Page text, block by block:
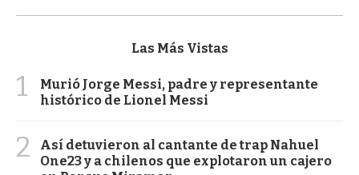
Las Más Vistas
1
Murió Jorge Messi, padre y representante
histórico de Lionel Messi
2
Así detuvieron al cantante de trap Nahuel
One23 y a chilenos que explotaron un cajero